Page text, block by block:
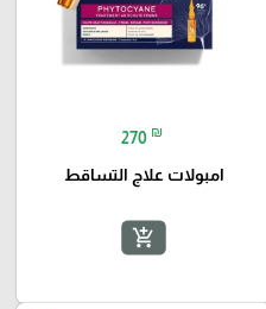
270 ₪
امبولات علاج التساقط
add_shopping_cart